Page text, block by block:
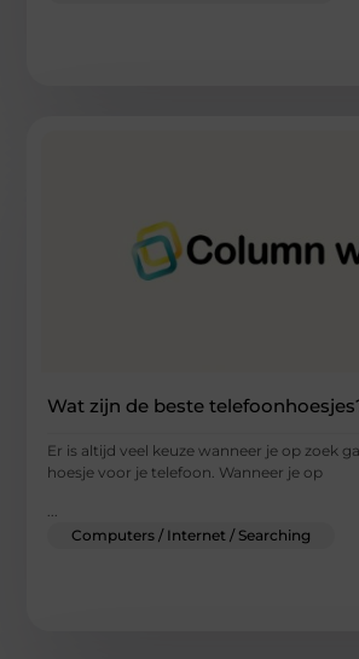
Wat zijn de beste
Er is altijd veel keuze wanneer je op zoek
hoesje voor je telefoon. Wanneer je op
...
Computers / Internet / Searching